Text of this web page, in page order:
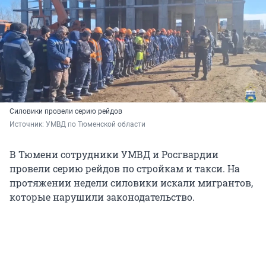
Силовики провели серию рейдов
Источник: УМВД по Тюменской области
В Тюмени сотрудники УМВД и Росгвардии
провели серию рейдов по стройкам и такси. На
протяжении недели силовики искали мигрантов,
которые нарушили законодательство.